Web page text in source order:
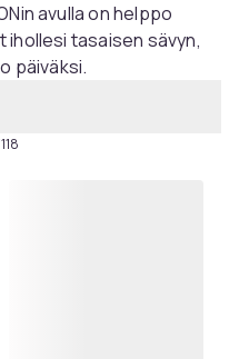
avulla on helppo
tasaisen sävyn,
päiväksi.